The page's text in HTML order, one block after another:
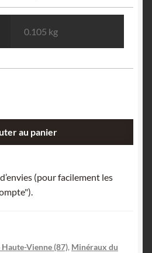
0.105 kg
au panier
(pour facilement les
Vienne (87), Minéraux du